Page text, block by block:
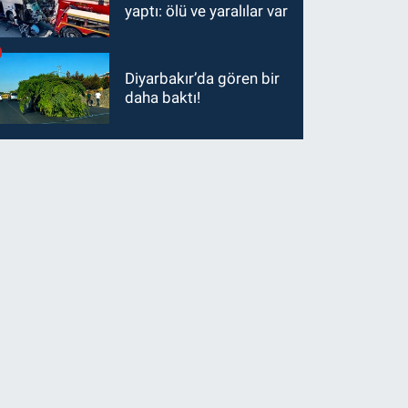
yaptı: ölü ve yaralılar var
Diyarbakır’da gören bir
daha baktı!